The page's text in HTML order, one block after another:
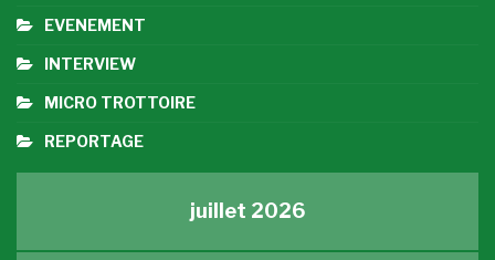
EVENEMENT
INTERVIEW
MICRO TROTTOIRE
REPORTAGE
juillet 2026